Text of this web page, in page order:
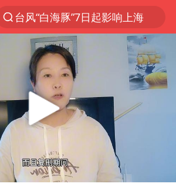
台风“白海豚”7日起影响上海
聚“绿”成势，结构转型活力足
80后女柜员获聘4200亿银行副行长
金饰克价大幅跳涨
“梅姨案”被拐儿童钟彬发声